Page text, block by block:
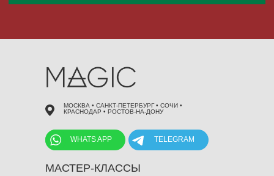
TELEGRAM
МАСТЕР-КЛАССЫ
WHATS APP
МОСКВА • САНКТ-ПЕТЕРБУРГ • СОЧИ •
КРАСНОДАР • РОСТОВ-НА-ДОНУ